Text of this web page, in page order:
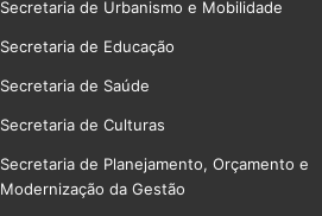
Secretaria de Urbanismo e Mobilidade
Secretaria de Educação
Secretaria de Saúde
Secretaria de Culturas
Secretaria de Planejamento, Orçamento e
Modernização da Gestão